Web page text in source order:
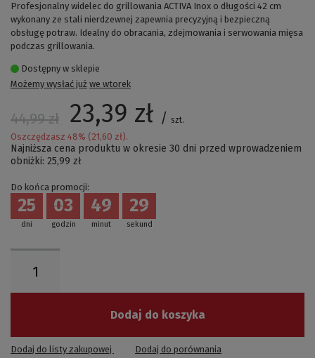
Profesjonalny widelec do grillowania ACTIVA Inox o długości 42 cm
wykonany ze stali nierdzewnej zapewnia precyzyjną i bezpieczną
obsługę potraw. Idealny do obracania, zdejmowania i serwowania mięsa
podczas grillowania.
Dostępny w sklepie
Możemy wysłać już we wtorek
44,99 zł 23,39 zł / szt.
Oszczędzasz 48% (21,60 zł).
Najniższa cena produktu w okresie 30 dni przed wprowadzeniem
obniżki: 25,99 zł
Do końca promocji:
dni
25
godzin
03
minut
49
sekund
28
Dodaj do koszyka
Dodaj do listy zakupowej Dodaj do porównania